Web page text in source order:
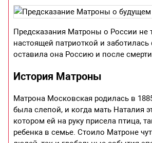
Предсказания Матроны о России не
настоящей патриоткой и
оставила она Россию и после
История Матроны
Матрона Московская родилась в
была слепой, и когда мать Наталия
котором ей на руку присела птица,
ребенка в семье. Стоило Матроне